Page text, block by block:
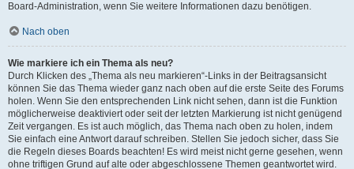
Board-Administration, wenn Sie weitere Informationen dazu benötigen.
Nach oben
Wie markiere ich ein Thema als neu?
Durch Klicken des „Thema als neu markieren“-Links in der Beitragsansicht
können Sie das Thema wieder ganz nach oben auf die erste Seite des Forums
holen. Wenn Sie den entsprechenden Link nicht sehen, dann ist die Funktion
möglicherweise deaktiviert oder seit der letzten Markierung ist nicht genügend
Zeit vergangen. Es ist auch möglich, das Thema nach oben zu holen, indem
Sie einfach eine Antwort darauf schreiben. Stellen Sie jedoch sicher, dass Sie
die Regeln dieses Boards beachten! Es wird meist nicht gerne gesehen, wenn
ohne triftigen Grund auf alte oder abgeschlossene Themen geantwortet wird.